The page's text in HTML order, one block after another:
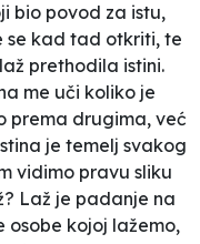
bio povod za istu,
se kad tad otkriti, te
prethodila istini.
me uči koliko je
prema drugima, već
je temelj svakog
vidimo pravu sliku
Laž je padanje na
kojoj lažemo,